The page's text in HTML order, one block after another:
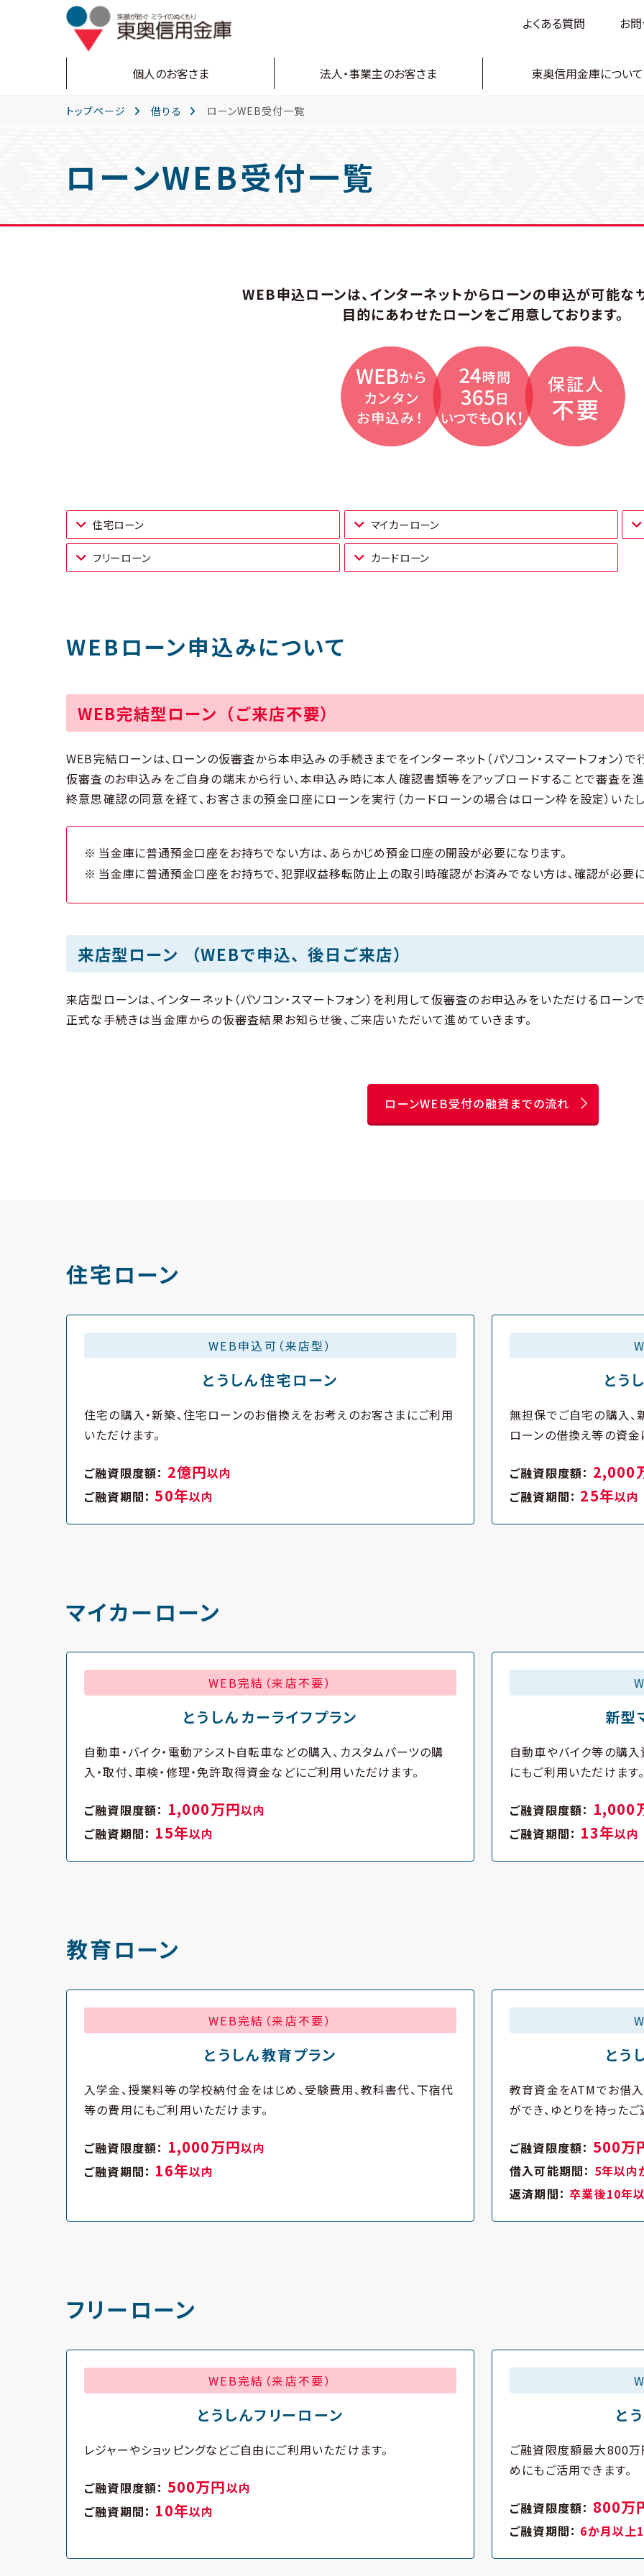
よくある質問 お
個人のお客さま 法人・事業主のお客さま 東奥信用金庫について
トップページ 借りる ローンWEB受付一覧
ローンWEB受付一覧
WEB申込ローンは、インターネットからローンの申込が可能な
目的にあわせたローンをご用意しております。
住宅ローン マイカーローン
フリーローン カードローン
WEBローン申込みについて
WEB完結型ローン（ご来店不要）
WEB完結ローンは、ローンの仮審査から本申込みの手続きまでをインターネット（パソコン・スマートフォン）で
仮審査のお申込みをご自身の端末から行い、本申込み時に本人確認書類等をアップロードすることで審査を
終意思確認の同意を経て、お客さまの預金口座にローンを実行（カードローンの場合はローン枠を設定）いたし
当金庫に普通預金口座をお持ちでない方は、あらかじめ預金口座の開設が必要になります。
当金庫に普通預金口座をお持ちで、犯罪収益移転防止上の取引時確認がお済みでない方は、確認が必要に
来店型ローン （WEBで申込、後日ご来店）
来店型ローンは、インターネット（パソコン・スマートフォン）を利用して仮審査のお申込みをいただけるローンで
正式な手続きは当金庫からの仮審査結果お知らせ後、ご来店いただいて進めていきます。
ローンWEB受付の融資までの流れ
住宅ローン
WEB申込可（来店型）
とうしん住宅ローン
住宅の購入・新築、住宅ローンのお借換えをお考えのお客さまにご利用
いただけます。
ご融資限度額： 2億円以内
ご融資期間： 50年以内
とう
無担保でご自宅の購入、
ローンの借換え等の資金
ご融資限度額： 2,000
ご融資期間： 25年以内
マイカーローン
WEB完結（来店不要）
とうしんカーライフプラン
自動車・バイク・電動アシスト自転車などの購入、カスタムパーツの購
入・取付、車検・修理・免許取得資金などにご利用いただけます。
ご融資限度額： 1,000万円以内
ご融資期間： 15年以内
新型
自動車やバイク等の購
にもご利用いただけます
ご融資限度額： 1,000
ご融資期間： 13年以内
教育ローン
WEB完結（来店不要）
とうしん教育プラン
入学金、授業料等の学校納付金をはじめ、受験費用、教科書代、下宿代
等の費用にもご利用いただけます。
ご融資限度額： 1,000万円以内
ご融資期間： 16年以内
とう
教育資金をATMでお借
ができ、ゆとりを持った
ご融資限度額： 500万
借入可能期間： 5年以内
返済期間： 卒業後10年
フリーローン
WEB完結（来店不要）
とうしんフリーローン
レジャーやショッピングなどご自由にご利用いただけます。
ご融資限度額： 500万円以内
ご融資期間： 10年以内
と
ご融資限度額最大800万
めにもご活用できます。
ご融資限度額： 800万
ご融資期間： 6か月以上